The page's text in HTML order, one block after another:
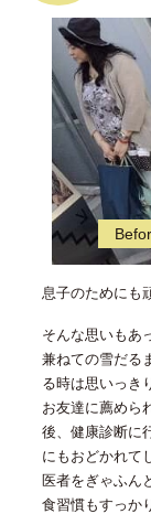
息子のためにも
そんな思いもあ
兼ねての雪だる
る時は思いっき
お友達に薦めら
後、健康診断に
にもおどかれて
医者をぎゃふん
食習慣もすっか